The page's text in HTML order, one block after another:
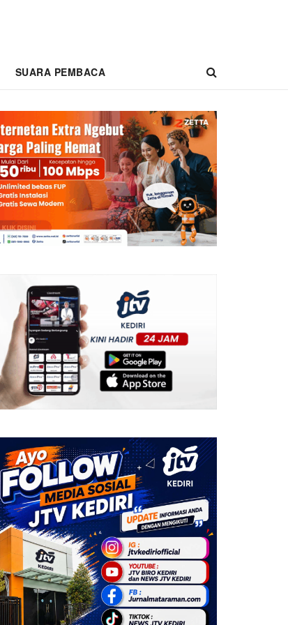
SUARA PEMBACA